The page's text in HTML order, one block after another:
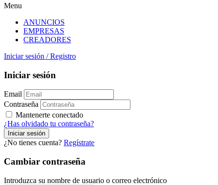
Menu
ANUNCIOS
EMPRESAS
CREADORES
Iniciar sesión / Registro
Iniciar sesión
Email
Contraseña
Mantenerte conectado
¿Has olvidado tu contraseña?
¿No tienes cuenta? Regístrate
Cambiar contraseña
Introduzca su nombre de usuario o correo electrónico